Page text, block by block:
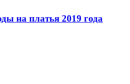
на платья 2019 года